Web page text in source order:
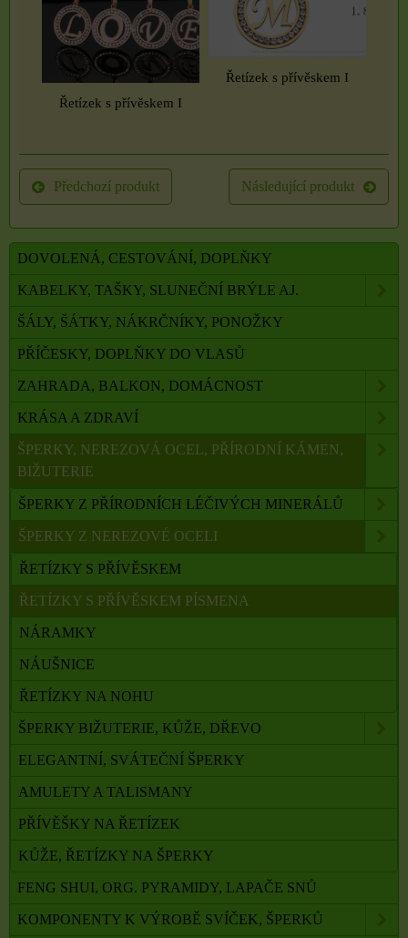
Řetízek s přívěskem I
Řetízek s přívěskem I
Předchozí produkt Následující produkt
DOVOLENÁ, CESTOVÁNÍ, DOPLŇKY
KABELKY, TAŠKY, SLUNEČNÍ BRÝLE AJ.
ŠÁLY, ŠÁTKY, NÁKRČNÍKY, PONOŽKY
PŘÍČESKY, DOPLŇKY DO VLASŮ
ZAHRADA, BALKON, DOMÁCNOST
KRÁSA A ZDRAVÍ
ŠPERKY, NEREZOVÁ OCEL, PŘÍRODNÍ KÁMEN,
BIŽUTERIE
ŠPERKY Z PŘÍRODNÍCH LÉČIVÝCH MINERÁLŮ
ŠPERKY Z NEREZOVÉ OCELI
ŘETÍZKY S PŘÍVĚSKEM
ŘETÍZKY S PŘÍVĚSKEM PÍSMENA
NÁRAMKY
NÁUŠNICE
ŘETÍZKY NA NOHU
ŠPERKY BIŽUTERIE, KŮŽE, DŘEVO
ELEGANTNÍ, SVÁTEČNÍ ŠPERKY
AMULETY A TALISMANY
PŘÍVĚŠKY NA ŘETÍZEK
KŮŽE, ŘETÍZKY NA ŠPERKY
FENG SHUI, ORG. PYRAMIDY, LAPAČE SNŮ
KOMPONENTY K VÝROBĚ SVÍČEK, ŠPERKŮ